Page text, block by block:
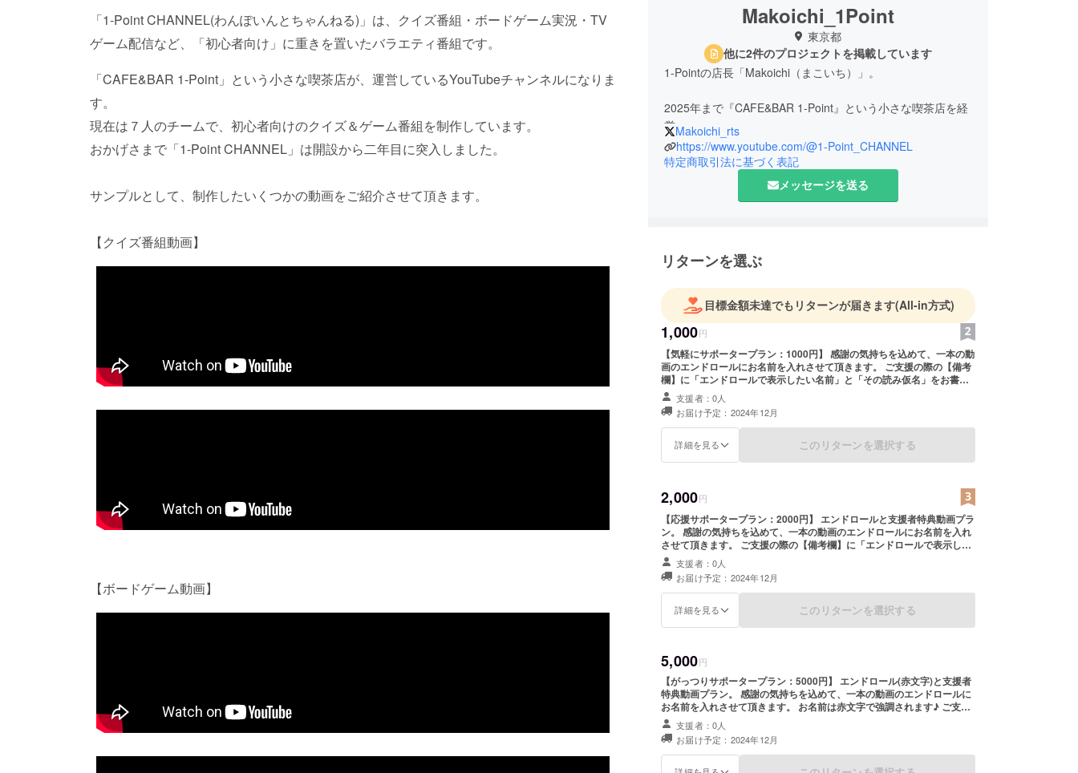
「1-Point CHANNEL(わんぽいんとちゃんねる)」は、クイズ番組・ボードゲーム実況・TV
ゲーム配信など、「初心者向け」に重きを置いたバラエティ番組です。
「CAFE&BAR 1-Point」という小さな喫茶店が、運営しているYouTubeチャンネルになりま
す。
現在は７人のチームで、初心者向けのクイズ＆ゲーム番組を制作しています。
おかげさまで「1-Point CHANNEL」は開設から二年目に突入しました。
サンプルとして、制作したいくつかの動画をご紹介させて頂きます。
【クイズ番組動画】
【ボードゲーム動画】
Makoichi_1Point
東京都
他に2件のプロジェクトを掲載しています
1-Pointの店長「Makoichi（まこいち）」。
2025年まで『CAFE&BAR 1-Point』という小さな喫茶店を経
営。
2026年1月7日に『CAFE&BAR 1-Point』を閉店し、新たなお
店を出店すべく準備中。
今までの経験を活かし、ボードゲームカフェやレンタルス
ペースを兼ねた喫茶店を新たに建設中です。
お店で(旧店舗時代から)「1-Point CHANNEL」という、
チームでクイズやボードゲームなどのプレイ動画を配信して
います。
https://www.youtube.com/@1-Point_CHANNEL
【出店予定のお店の情報】
名前：隠れ家カフェ 1-Point（かくれがかふぇワンポイン
ト）
住所：東京都台東区下谷1-6-13
開店予定日：2026年3月5日
電話番号：03-3842-2090
定休日：水曜日
YouTube：https://www.youtube.com/@1-Point_CHANNEL
Makoichi_rts
https://www.youtube.com/@1-Point_CHANNEL
特定商取引法に基づく表記
メッセージを送る
リターンを選ぶ
目標金額未達でもリターンが届きます(All-in方式)
1,000円
【気軽にサポータープラン：1000円】 感謝の気持ちを込めて、一本の動
画のエンドロールにお名前を入れさせて頂きます。 ご支援の際の【備考
欄】に「エンドロールで表示したい名前」と「その読み仮名」をお書き
下さい。 無記名、および公序良俗に反する名前(卑猥な言葉含む)は表示
しませんのでご注意下さい！ 漢字・ひらがな・カタカナ・数字・アル
ファベット問わずOK 名前は全角10文字以内、半角なら20文字以内でお
願いします 通常のフォントで表示可能な記号もOKですが、その記号の
表示方法がわからない場合は省略される可能性もありますｗ
支援者：0人
お届け予定：2024年12月
詳細を見る このリターンを選択する
2,000円
【応援サポータープラン：2000円】 エンドロールと支援者特典動画プラ
ン。 感謝の気持ちを込めて、一本の動画のエンドロールにお名前を入れ
させて頂きます。 ご支援の際の【備考欄】に「エンドロールで表示した
い名前」と「その読み仮名」をお書き下さい。 無記名、および公序良俗
に反する名前(卑猥な言葉含む)は表示しませんのでご注意下さい！ 漢
字・ひらがな・カタカナ・数字・アルファベット問わずOK 名前は全角
10文字以内、半角なら20文字以内でお願いします 通常のフォントで表示
可能な記号もOKですが、その記号の表示方法がわからない場合は省略さ
ポーターに向けたお礼動画が入り、あとは当チャンネルの通常動画と同
じような企画系動画が1本分付いております。 ※企画系動画の部分は、半
年～１年後にYouTubeで一般公開される可能性があります ※支援者特典
動画の提供時期のみ来年1月になる可能性があります(編集完了次第)
支援者：0人
お届け予定：2024年12月
詳細を見る このリターンを選択する
5,000円
【がっつりサポータープラン：5000円】 エンドロール(赤文字)と支援者
特典動画プラン。 感謝の気持ちを込めて、一本の動画のエンドロールに
お名前を入れさせて頂きます。 お名前は赤文字で強調されます♪ ご支援
の際の【備考欄】に「エンドロールで表示したい名前」と「その読み仮
名」をお書き下さい。 無記名、および公序良俗に反する名前(卑猥な言葉
含む)は表示しませんのでご注意下さい！ 漢字・ひらがな・カタカナ・数
字・アルファベット問わずOK 名前は全角10文字以内、半角なら20文字
支援者：0人
お届け予定：2024年12月